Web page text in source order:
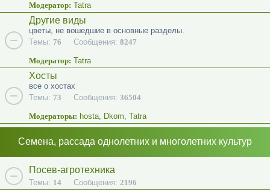
Модератор: Tatra
Другие виды
цветы, не вошедшие в основные разделы.
Темы: 76 Сообщения: 8247
Модератор: Tatra
Хосты
все о хостах
Темы: 73 Сообщения: 36504
Модераторы: hosta, Dkom, Tatra
Семена, рассада однолетних и многолетних культур
Посев-агротехника
Темы: 14 Сообщения: 2196